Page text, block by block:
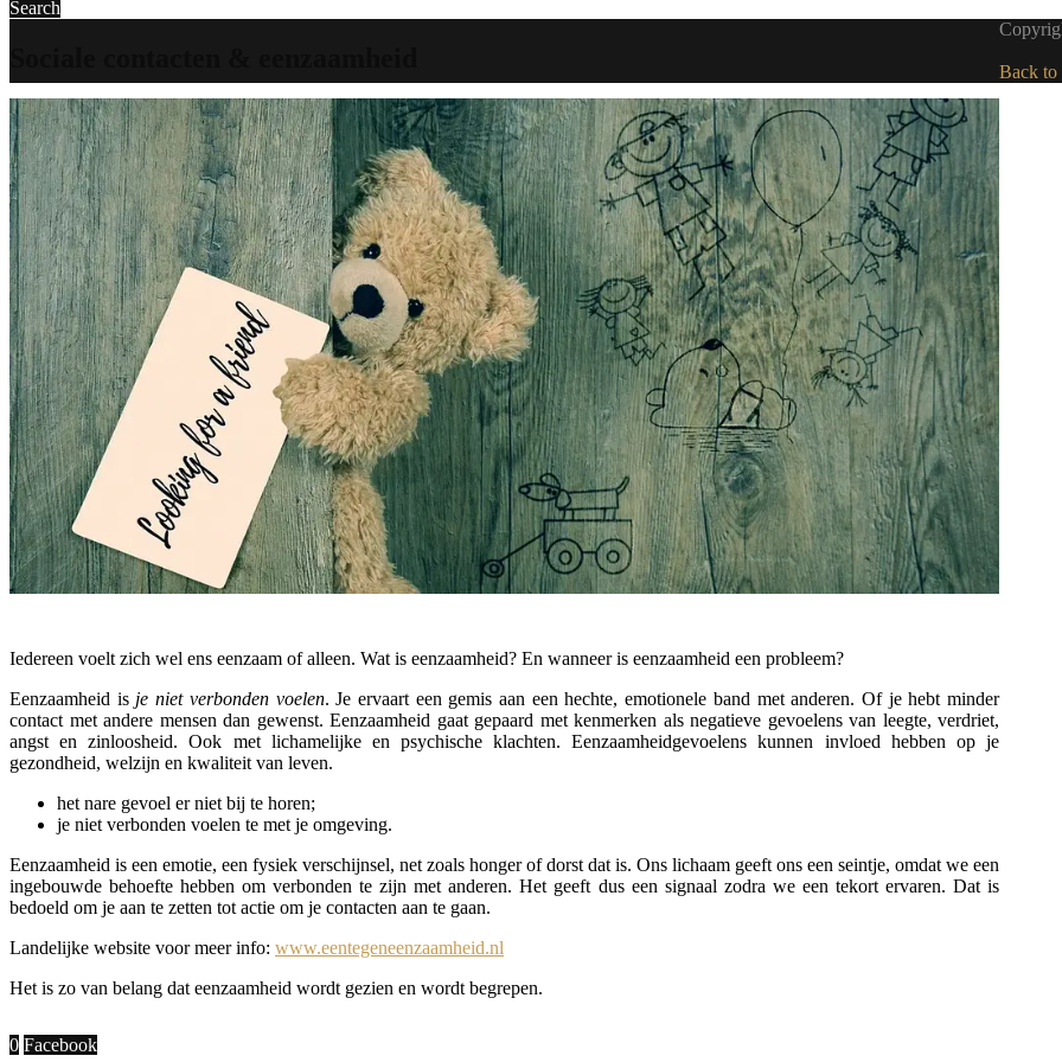
Search
Iedereen voelt zich wel ens eenzaam of alleen. Wat is eenzaamheid? En wanneer is eenzaamheid een probleem?
Eenzaamheid is je niet verbonden voelen. Je ervaart een gemis aan een hechte, emotionele band met anderen. Of je hebt minder
contact met andere mensen dan gewenst. Eenzaamheid gaat gepaard met kenmerken als negatieve gevoelens van leegte, verdriet,
angst en zinloosheid. Ook met lichamelijke en psychische klachten. Eenzaamheidgevoelens kunnen invloed hebben op je
gezondheid, welzijn en kwaliteit van leven.
het nare gevoel er niet bij te horen;
je niet verbonden voelen te met je omgeving.
Eenzaamheid is een emotie, een fysiek verschijnsel, net zoals honger of dorst dat is. Ons lichaam geeft ons een seintje, omdat we een
ingebouwde behoefte hebben om verbonden te zijn met anderen. Het geeft dus een signaal zodra we een tekort ervaren. Dat is
bedoeld om je aan te zetten tot actie om je contacten aan te gaan.
Landelijke website voor meer info: www.eentegeneenzaamheid.nl
Het is zo van belang dat eenzaamheid wordt gezien en wordt begrepen.
0 Facebook
Back to